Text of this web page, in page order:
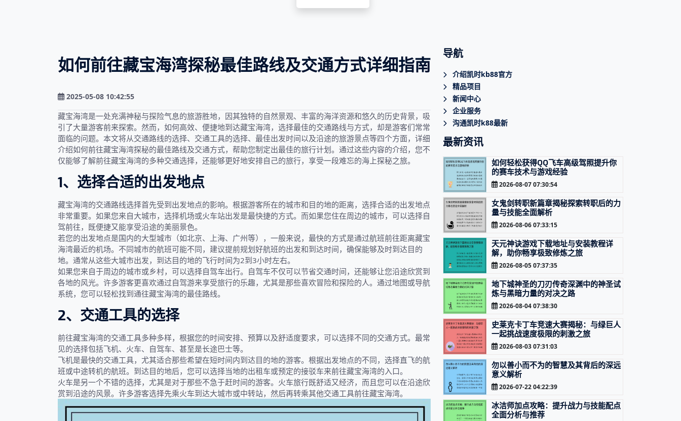
如何前往藏宝海湾探秘最佳路线及交通方式详细指南
2025-05-08 10:42:55
藏宝海湾是一处充满神秘与探险气息的旅游胜地，因其独特的自然景观、丰富的海洋资源和悠久的历史背景，吸
引了大量游客前来探索。然而，如何高效、便捷地到达藏宝海湾，选择最佳的交通路线与方式，却是游客们常常
面临的问题。本文将从交通路线的选择、交通工具的选择、最佳出发时间以及沿途的旅游景点等四个方面，详细
介绍如何前往藏宝海湾探秘的最佳路线及交通方式，帮助您制定出最佳的旅行计划。通过这些内容的介绍，您不
仅能够了解前往藏宝海湾的多种交通选择，还能够更好地安排自己的旅行，享受一段难忘的海上探秘之旅。
1、选择合适的出发地点
藏宝海湾的交通路线选择首先受到出发地点的影响。根据游客所在的城市和目的地的距离，选择合适的出发地点
非常重要。如果您来自大城市，选择机场或火车站出发是最快捷的方式。而如果您住在周边的城市，可以选择自
驾前往，既便捷又能享受沿途的美丽景色。
若您的出发地点是国内的大型城市（如北京、上海、广州等），一般来说，最快的方式是通过航班前往距离藏宝
海湾最近的机场。不同城市的航班可能不同，建议提前规划好航班的出发和到达时间，确保能够及时到达目的
地。通常从这些大城市出发，到达目的地的飞行时间为2到3小时左右。
如果您来自于周边的城市或乡村，可以选择自驾车出行。自驾车不仅可以节省交通时间，还能够让您沿途欣赏到
各地的风光。许多游客更喜欢通过自驾游来享受旅行的乐趣，尤其是那些喜欢冒险和探险的人。通过地图或导航
系统，您可以轻松找到通往藏宝海湾的最佳路线。
2、交通工具的选择
前往藏宝海湾的交通工具多种多样，根据您的时间安排、预算以及舒适度要求，可以选择不同的交通方式。最常
见的选择包括飞机、火车、自驾车、甚至是长途巴士等。
飞机是最快的交通工具，尤其适合那些希望在短时间内到达目的地的游客。根据出发地点的不同，选择直飞的航
班或中途转机的航班。到达目的地后，您可以选择当地的出租车或预定的接驳车来前往藏宝海湾的入口。
火车是另一个不错的选择，尤其是对于那些不急于赶时间的游客。火车旅行既舒适又经济，而且您可以在沿途欣
赏到沿途的风景。许多游客选择先乘火车到达大城市或中转站，然后再转乘其他交通工具前往藏宝海湾。
导航
介绍凯时kb88官方
精品项目
新闻中心
企业服务
沟通凯时k88最新
最新资讯
如何轻松获得QQ飞车高级驾照提升你
的赛车技术与游戏经验
2026-08-07 07:30:54
女鬼剑转职新篇章揭秘探索转职后的力
量与技能全面解析
2026-08-06 07:33:15
天元神诀游戏下载地址与安装教程详
解，助你畅享极致修炼之旅
2026-08-05 07:37:35
地下城神圣的刀刃传奇深渊中的神圣试
炼与黑暗力量的对决之路
2026-08-04 07:38:30
史莱克卡丁车竞速大赛揭秘：与绿巨人
一起挑战速度极限的刺激之旅
2026-08-03 07:31:03
勿以善小而不为的智慧及其背后的深远
意义解析
2026-07-22 04:22:39
冰洁师加点攻略：提升战力与技能配点
全面分析与推荐